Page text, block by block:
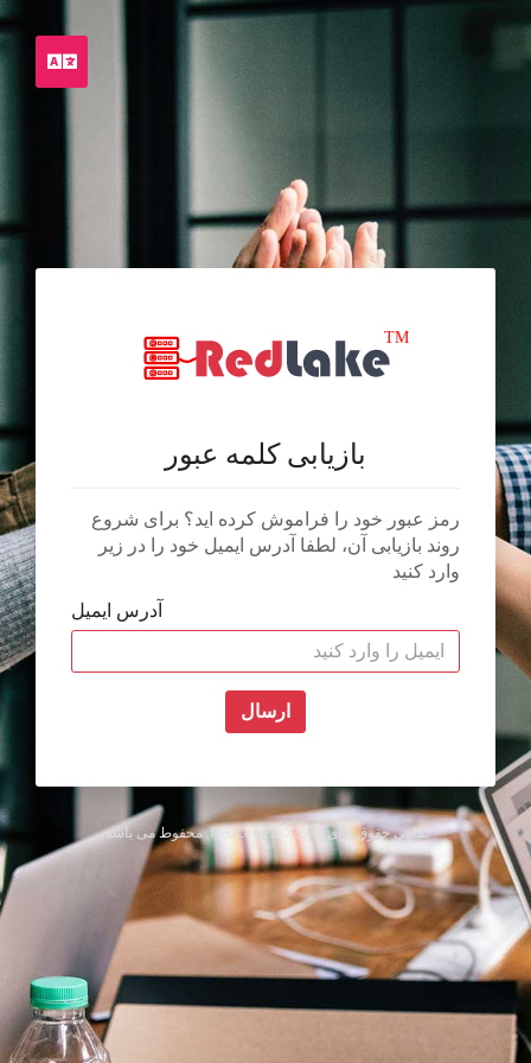
بازیابی کلمه عبور
رمز عبور خود را فراموش کرده اید؟ برای شروع
روند بازیابی آن، لطفا آدرس ایمیل خود را در زیر
وارد کنید
آدرس ایمیل
ارسال
تمامی حقوق برای © 2026 RedLake. محفوط می باشد.